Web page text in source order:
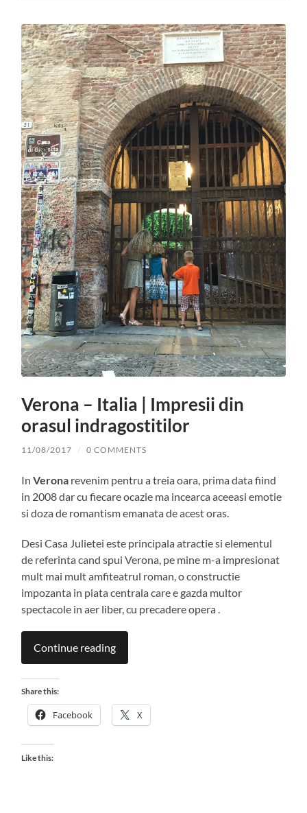
Verona – Italia | Impresii din
orasul indragostitilor
11/08/2017 / 0 COMMENTS
InVerona revenim pentru a treia oara, prima data fiind
in 2008 dar cu fiecare ocazie ma incearca aceeasi emotie
si doza de romantism emanata de acest oras.
Desi Casa Julietei este principala atractie si elementul
de referinta cand spui Verona, pe mine m-a impresionat
mult mai mult amfiteatrul roman, o constructie
impozanta in piata centrala care e gazda multor
spectacole in aer liber, cu precadere opera .
Continue reading
Share this:
Facebook X
Like this: